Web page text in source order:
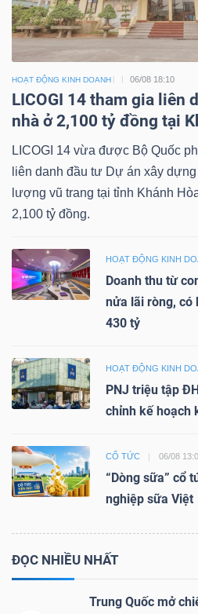
HOẠT ĐỘNG KINH DOANH 06/08 18:10
LICOGI 14 tham gia liên
nhà ở 2,100 tỷ đồng tại
LICOGI 14 vừa được Bộ Quốc
liên danh đầu tư Dự án xây
lượng vũ trang tại tỉnh Khánh
2,100 tỷ đồng.
HOẠT ĐỘNG KINH
Doanh thu từ
nửa lãi ròng, có
430 tỷ
HOẠT ĐỘNG KINH
PNJ triệu tập
chỉnh kế hoạch
CỔ TỨC 06/08
“Dòng sữa” cổ
nghiệp sữa Việt
ĐỌC NHIỀU NHẤT
Trung Quốc mở